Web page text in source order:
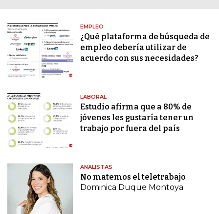
EMPLEO
¿Qué plataforma de búsqueda de
empleo debería utilizar de
acuerdo con sus necesidades?
LABORAL
Estudio afirma que a 80% de
jóvenes les gustaría tener un
trabajo por fuera del país
ANALISTAS
No matemos el teletrabajo
Dominica Duque Montoya